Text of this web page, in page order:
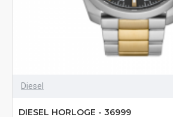
Diesel
DIESEL HORLOGE - 36999